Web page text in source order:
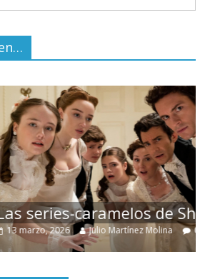
de Shondaland
Julio Martínez Molina 0